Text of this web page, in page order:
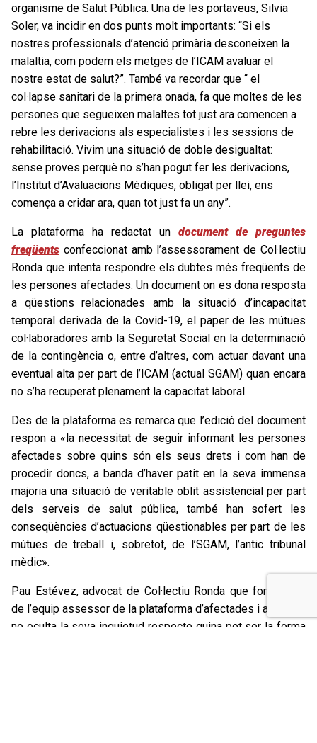
organisme de Salut Pública. Una de les portaveus, Silvia
Soler, va incidir en dos punts molt importants: “Si els
nostres professionals d’atenció primària desconeixen la
malaltia, com podem els metges de l’ICAM avaluar el
nostre estat de salut?”. També va recordar que “ el
col·lapse sanitari de la primera onada, fa que moltes de les
persones que segueixen malaltes tot just ara comencen a
rebre les derivacions als especialistes i les sessions de
rehabilitació. Vivim una situació de doble desigualtat:
sense proves perquè no s’han­ pogut fer les derivacions,
l’Institut d’Avaluacions Mèdiques, obligat per llei, ens
comença a cridar ara, quan tot just fa un any”.
La plataforma ha redactat un document de preguntes
freqüents confeccionat amb l’assessorament de Col·lectiu
Ronda que intenta respondre els dubtes més freqüents de
les persones afectades. Un document on es dona resposta
a qüestions relacionades amb la situació d’incapacitat
temporal derivada de la Covid-19, el paper de les mútues
col·laboradores amb la Seguretat Social en la determinació
de la contingència o, entre d’altres, com actuar davant una
eventual alta per part de l’ICAM (actual SGAM) quan encara
no s’ha recuperat plenament la capacitat laboral.
Des de la plataforma es remarca que l’edició del document
respon a «la necessitat de seguir informant les persones
afectades sobre quins són els seus drets i com han de
procedir doncs, a banda d’haver patit en la seva immensa
majoria una situació de veritable oblit assistencial per part
dels serveis de salut pública, també han sofert les
conseqüències d’actuacions qüestionables per part de les
mútues de treball i, sobretot, de l’SGAM, l’antic tribunal
mèdic».
Pau Estévez, advocat de Col·lectiu Ronda que forma part
de l’equip assessor de la plataforma d’afectades i afectats,
no oculta la seva inquietud respecte quina pot ser la forma